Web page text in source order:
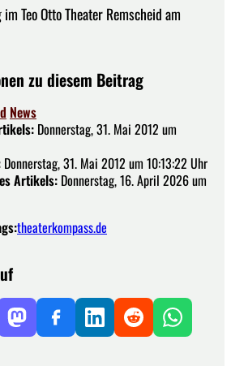
Teo Otto Theater Remscheid am
zu diesem Beitrag
News
Donnerstag, 31. Mai 2012 um
Donnerstag, 31. Mai 2012 um 10:13:22 Uhr
Artikels: Donnerstag, 16. April 2026 um
theaterkompass.de